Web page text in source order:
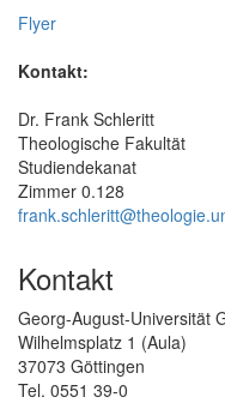
Flyer
Kontakt:
Dr. Frank Schleritt
Theologische Fakultät
Studiendekanat
Zimmer 0.128
Kontakt
Georg-August-Universität
Wilhelmsplatz 1 (Aula)
37073 Göttingen
Tel. 0551 39-0